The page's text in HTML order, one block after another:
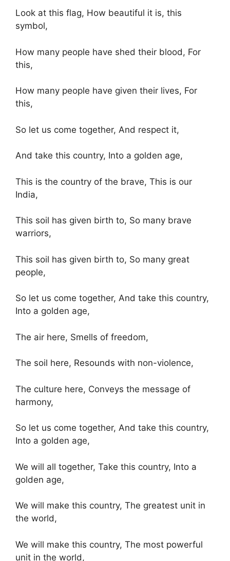
Look at this flag, How beautiful it is, this
symbol,
How many people have shed their blood, For
this,
How many people have given their lives, For
this,
So let us come together, And respect it,
And take this country, Into a golden age,
This is the country of the brave, This is our
India,
This soil has given birth to, So many brave
warriors,
This soil has given birth to, So many great
people,
So let us come together, And take this country,
Into a golden age,
The air here, Smells of freedom,
The soil here, Resounds with non-violence,
The culture here, Conveys the message of
harmony,
So let us come together, And take this country,
Into a golden age,
We will all together, Take this country, Into a
golden age,
We will make this country, The greatest unit in
the world,
We will make this country, The most powerful
unit in the world,